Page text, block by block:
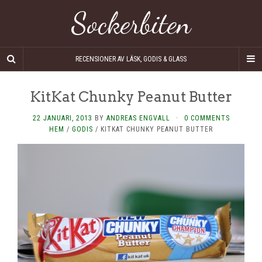
Sockerbiten
RECENSIONER AV LÄSK, GODIS & GLASS
KitKat Chunky Peanut Butter
22 JANUARI, 2013 BY ANDREAS ENGVALL ·
0 COMMENTS
HEM / GODIS / KITKAT CHUNKY PEANUT BUTTER